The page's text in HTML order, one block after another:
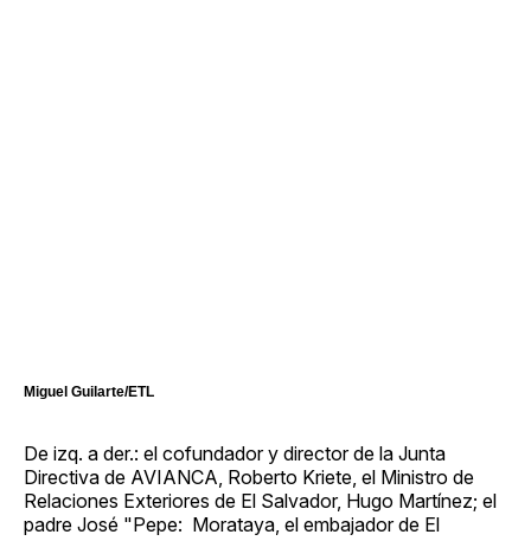
Miguel Guilarte/ETL
De izq. a der.: el cofundador y director de la Junta
Directiva de AVIANCA, Roberto Kriete, el Ministro de
Relaciones Exteriores de El Salvador, Hugo Martínez; el
padre José "Pepe: Morataya, el embajador de El